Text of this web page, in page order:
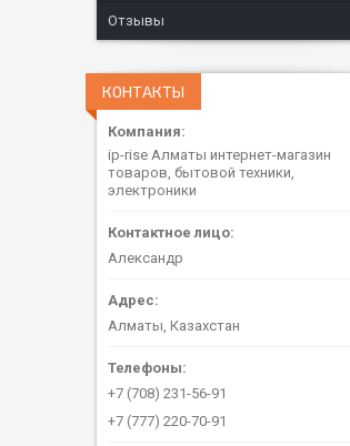
Отзывы
КОНТАКТЫ
ip-rise Алматы интернет-магазин
товаров, бытовой техники,
электроники
Александр
Алматы, Казахстан
+7 (708) 231-56-91
+7 (777) 220-70-91